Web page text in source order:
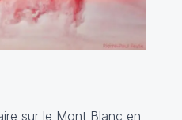
sur le Mont Blanc en